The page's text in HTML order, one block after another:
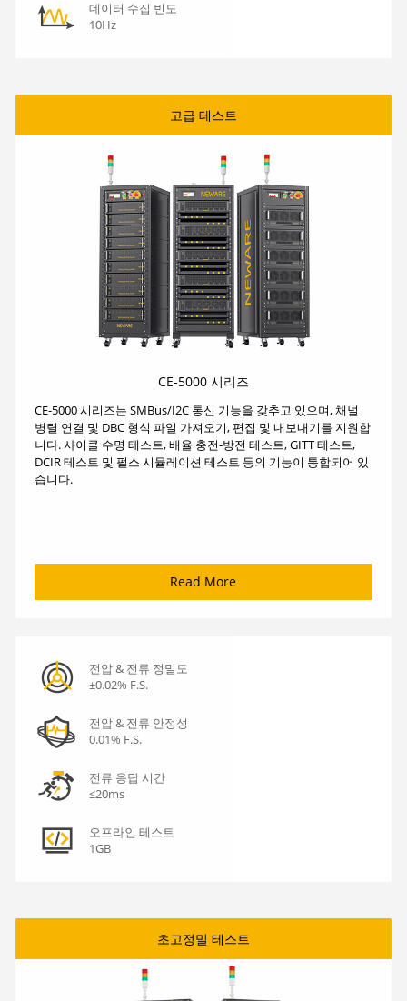
데이터 수집 빈도
10Hz
고급 테스트
CE-5000 시리즈
CE-5000 시리즈는 SMBus/I2C 통신 기능을 갖추고 있으며, 채널
병렬 연결 및 DBC 형식 파일 가져오기, 편집 및 내보내기를 지원합
니다. 사이클 수명 테스트, 배율 충전-방전 테스트, GITT 테스트,
DCIR 테스트 및 펄스 시뮬레이션 테스트 등의 기능이 통합되어 있
습니다.
Read More
전압 & 전류 정밀도
±0.02% F.S.
전압 & 전류 안정성
0.01% F.S.
전류 응답 시간
≤20ms
오프라인 테스트
1GB
초고정밀 테스트